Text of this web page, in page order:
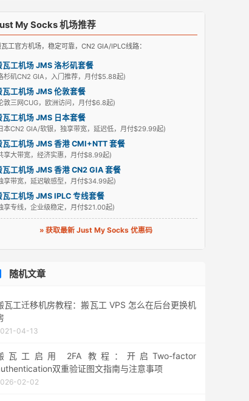
My Socks 机场推荐
工官方机场，稳定可靠，CN2 GIA/IPLC线路：
瓦工机场 JMS 洛杉矶套餐
杉矶CN2 GIA，入门推荐，月付$5.88起)
瓦工机场 JMS 伦敦套餐
敦三网CUG，欧洲访问，月付$6.8起)
瓦工机场 JMS 日本套餐
本CN2 GIA/软银，独享带宽，延迟低，月付$29.99起)
瓦工机场 JMS 香港 CMI+NTT 套餐
享大带宽，经济实惠，月付$8.99起)
瓦工机场 JMS 香港 CN2 GIA 套餐
享带宽，延迟敏感型，月付$34.99起)
瓦工机场 JMS IPLC 专线套餐
享专线，企业级稳定，月付$21.00起)
» 获取最新 Just My Socks 优惠码
随机文章
瓦工迁移机房教程：搬瓦工 VPS 怎么在后台更换机
04-13
瓦工启用 2FA 教程：开启Two-factor
双重验证图文指南与注意事项
02-02